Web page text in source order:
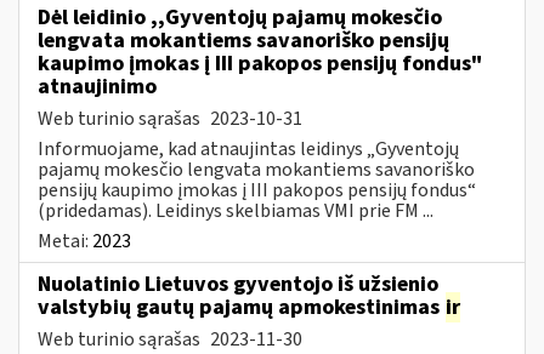
Dėl leidinio ,,Gyventojų pajamų mokesčio
lengvata mokantiems savanoriško pensijų
kaupimo įmokas į III pakopos pensijų fondus"
atnaujinimo
Web turinio sąrašas 2023-10-31
Informuojame, kad atnaujintas leidinys „Gyventojų
pajamų mokesčio lengvata mokantiems savanoriško
pensijų kaupimo įmokas į III pakopos pensijų fondus“
(pridedamas). Leidinys skelbiamas VMI prie FM ...
Metai: 2023
Nuolatinio Lietuvos gyventojo iš užsienio
valstybių gautų pajamų apmokestinimas ir
Web turinio sąrašas 2023-11-30